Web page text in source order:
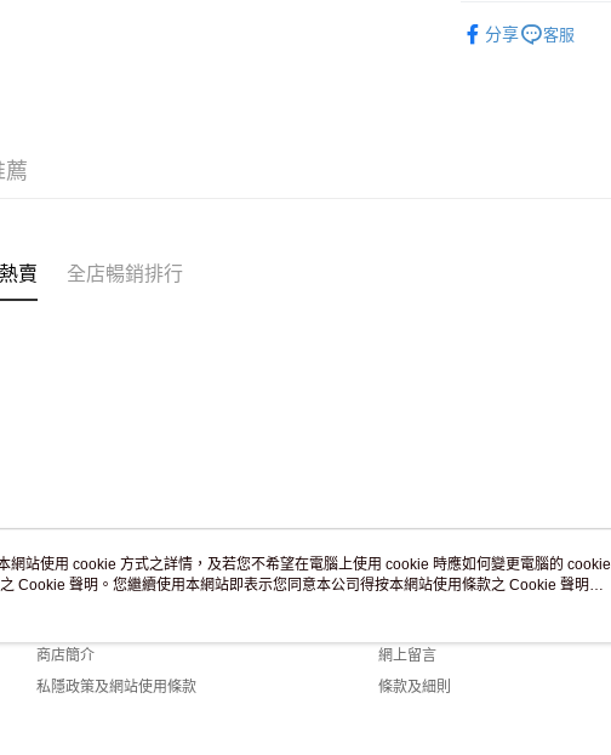
分享
客服
薦
賣 全店暢銷排行
關於我們
商店簡介
私隱政策及網站使用條款
客戶服務
網上留言
條款及細則
網站使用 cookie 方式之詳情，及若您不希望在電腦上使用 cookie 時應如何變更電腦的 cookie
Cookie 聲明。您繼續使用本網站即表示您同意本公司得按本網站使用條款之 Cookie 聲明使